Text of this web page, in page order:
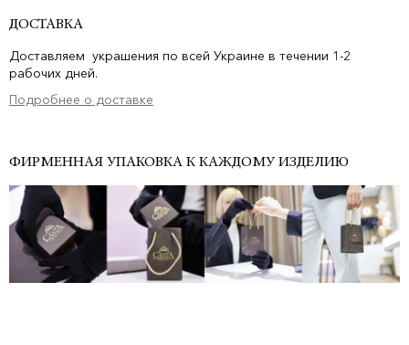
ДОСТАВКА
Доставляем украшения по всей Украине в течении 1-2
рабочих дней.
Подробнее о доставке
ФИРМЕННАЯ УПАКОВКА К КАЖДОМУ ИЗДЕЛИЮ